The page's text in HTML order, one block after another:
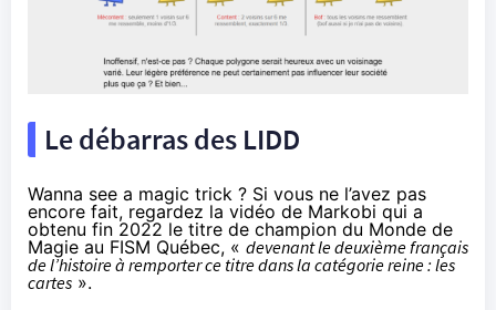
Le débarras des LIDD
Wanna see a magic trick ? Si vous ne l’avez pas
encore fait, regardez la vidéo de Markobi qui a
obtenu fin 2022 le titre de champion du Monde de
Magie au FISM Québec, « devenant le deuxième français
de l’histoire à remporter ce titre dans la catégorie reine : les
cartes ».